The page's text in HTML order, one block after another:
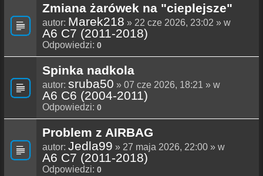
Zmiana żarówek na "cieplejsze"
autor: Marek218 » 22 cze 2026, 23:02 » w
A6 C7 (2011-2018)
Odpowiedzi: 0
Spinka nadkola
autor: sruba50 » 07 cze 2026, 18:21 » w
A6 C6 (2004-2011)
Odpowiedzi: 0
Problem z AIRBAG
autor: Jedla99 » 27 maja 2026, 22:00 » w
A6 C7 (2011-2018)
Odpowiedzi: 0